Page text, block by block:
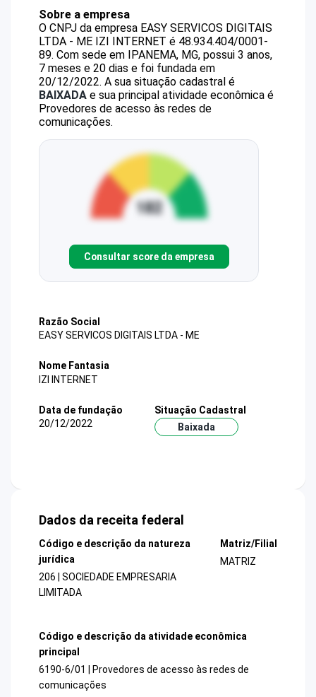
Sobre a empresa
O CNPJ da empresa EASY SERVICOS DIGITAIS
LTDA - ME IZI INTERNET é 48.934.404/0001-
89. Com sede em IPANEMA, MG, possui 3 anos,
7 meses e 20 dias e foi fundada em
20/12/2022. A sua situação cadastral é
BAIXADA e sua principal atividade econômica é
Provedores de acesso às redes de
comunicações.
Consultar score da empresa
Razão Social
EASY SERVICOS DIGITAIS LTDA - ME
Nome Fantasia
IZI INTERNET
Data de fundação
20/12/2022
Situação Cadastral
Baixada
Dados da receita federal
Código e descrição da natureza
jurídica
206 | SOCIEDADE EMPRESARIA
LIMITADA
Matriz/Filial
MATRIZ
Código e descrição da atividade econômica
principal
6190-6/01 | Provedores de acesso às redes de
comunicações